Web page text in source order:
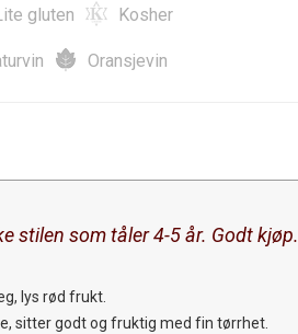
gluten Kosher
Oransjevin
stilen som tåler 4-5 år. Godt kjøp.
lys rød frukt.
sitter godt og fruktig med fin tørrhet.